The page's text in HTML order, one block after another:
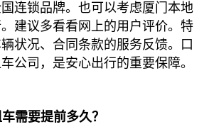
连锁品牌。也可以考虑厦门本地
建议多看看网上的用户评价。特
状况、合同条款的服务反馈。口
公司，是安心出行的重要保障。
需要提前多久？